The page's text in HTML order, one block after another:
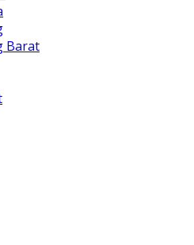
Barat